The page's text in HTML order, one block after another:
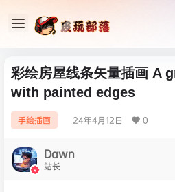
彩绘房屋线条矢量插画 A
with painted edges
手绘插画 24年4月12日 0
Dawn
站长